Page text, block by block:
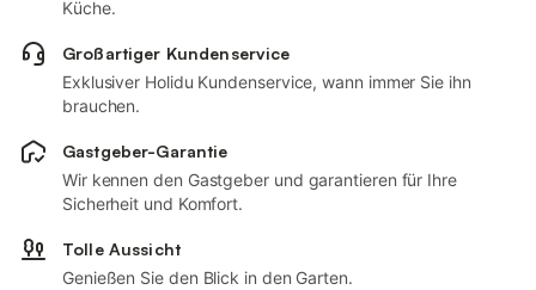
Küche.
Großartiger Kundenservice
Exklusiver Holidu Kundenservice, wann immer Sie ihn
brauchen.
Gastgeber-Garantie
Wir kennen den Gastgeber und garantieren für Ihre
Sicherheit und Komfort.
Tolle Aussicht
Genießen Sie den Blick in den Garten.